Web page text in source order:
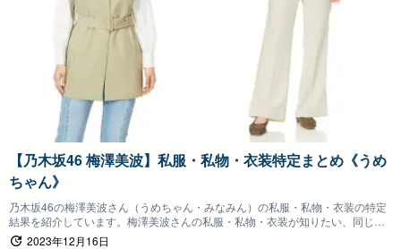
【乃木坂46 梅澤美波】私服・私物・衣装特定まとめ《うめ
ちゃん》
乃木坂46の梅澤美波さん（うめちゃん・みなみん）の私服・私物・衣装の特定
結果を紹介しています。梅澤美波さんの私服・私物・衣装が知りたい、同じも
のを身につけたいファンの方は参考にしていただけると嬉しいです。
2023年12月16日